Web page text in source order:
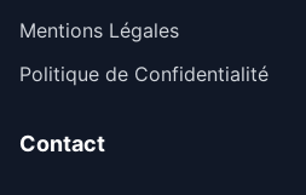
Mentions Légales
Politique de Confidentialité
Contact